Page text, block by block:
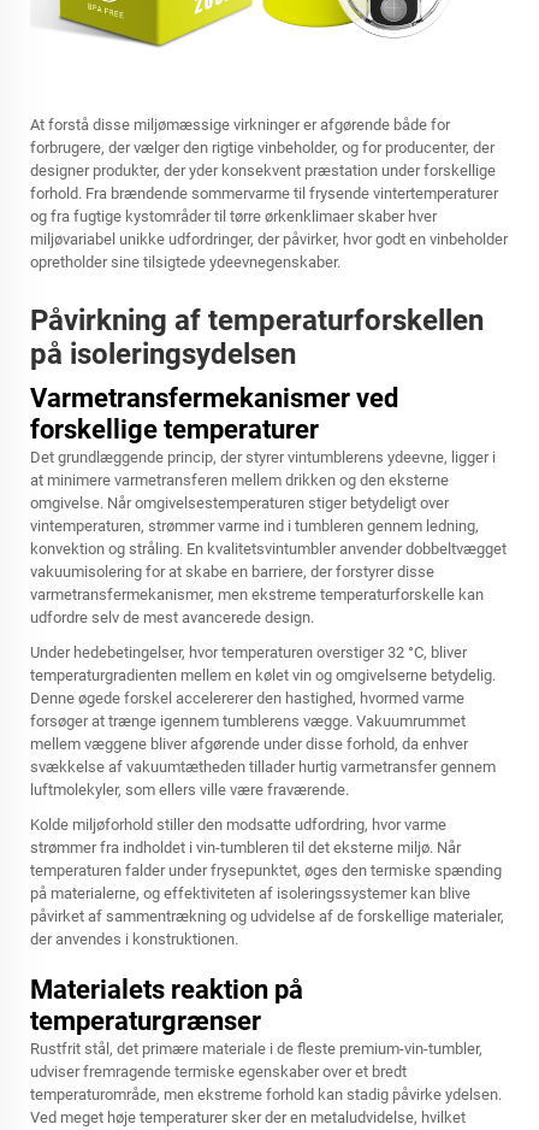
At forstå disse miljømæssige virkninger er afgørende både for
forbrugere, der vælger den rigtige vinbeholder, og for producenter, der
designer produkter, der yder konsekvent præstation under forskellige
forhold. Fra brændende sommervarme til frysende vintertemperaturer
og fra fugtige kystområder til tørre ørkenklimaer skaber hver
miljøvariabel unikke udfordringer, der påvirker, hvor godt en vinbeholder
opretholder sine tilsigtede ydeevnegenskaber.
Påvirkning af temperaturforskellen
på isoleringsydelsen
Varmetransfermekanismer ved
forskellige temperaturer
Det grundlæggende princip, der styrer vintumblerens ydeevne, ligger i
at minimere varmetransferen mellem drikken og den eksterne
omgivelse. Når omgivelsestemperaturen stiger betydeligt over
vintemperaturen, strømmer varme ind i tumbleren gennem ledning,
konvektion og stråling. En kvalitetsvintumbler anvender dobbeltvægget
vakuumisolering for at skabe en barriere, der forstyrer disse
varmetransfermekanismer, men ekstreme temperaturforskelle kan
udfordre selv de mest avancerede design.
Under hedebetingelser, hvor temperaturen overstiger 32 °C, bliver
temperaturgradienten mellem en kølet vin og omgivelserne betydelig.
Denne øgede forskel accelererer den hastighed, hvormed varme
forsøger at trænge igennem tumblerens vægge. Vakuumrummet
mellem væggene bliver afgørende under disse forhold, da enhver
svækkelse af vakuumtætheden tillader hurtig varmetransfer gennem
luftmolekyler, som ellers ville være fraværende.
Kolde miljøforhold stiller den modsatte udfordring, hvor varme
strømmer fra indholdet i vin-tumbleren til det eksterne miljø. Når
temperaturen falder under frysepunktet, øges den termiske spænding
på materialerne, og effektiviteten af isoleringssystemer kan blive
påvirket af sammentrækning og udvidelse af de forskellige materialer,
der anvendes i konstruktionen.
Materialets reaktion på
temperaturgrænser
Rustfrit stål, det primære materiale i de fleste premium-vin-tumbler,
udviser fremragende termiske egenskaber over et bredt
temperaturområde, men ekstreme forhold kan stadig påvirke ydelsen.
Ved meget høje temperaturer sker der en metaludvidelse, hvilket